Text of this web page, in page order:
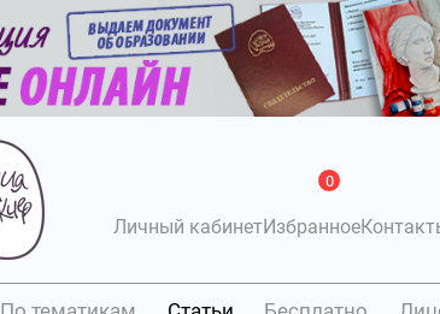
Личный кабинетИзбранное
0